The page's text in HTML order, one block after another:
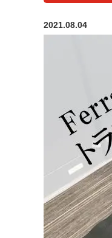
2021.08.04